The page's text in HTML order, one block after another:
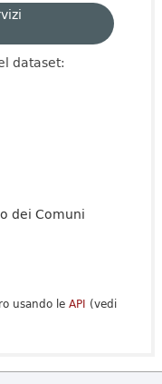
dataset:
dei Comuni
usando le API (vedi